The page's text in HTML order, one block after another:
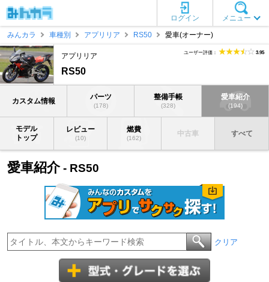
メニュー
ログイン
みんカラ
車種別 アプリリア RS50 愛車(オーナー)
アプリリア
RS50
ユーザー評価： 3.95
カスタム情報 パーツ
(178)
整備手帳
(328)
愛車紹介
(194)
モデル
トップ
レビュー
(10)
燃費
(162)
中古車 すべて
愛車紹介- RS50
クリア